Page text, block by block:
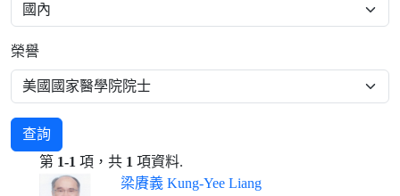
榮譽
查詢
第 1-1 項，共 1 項資料.
梁賡義 Kung-Yee Liang